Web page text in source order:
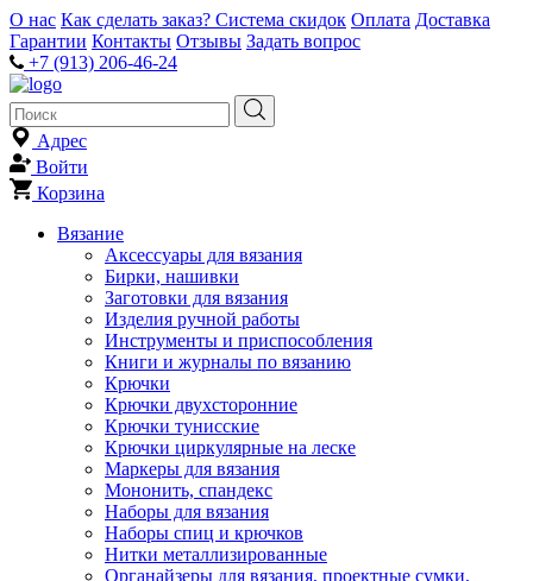
О нас Как сделать заказ? Система скидок Оплата Доставка
Гарантии Контакты Отзывы Задать вопрос
+7 (913) 206-46-24
Адрес
Войти
Корзина
Вязание
Аксессуары для вязания
Бирки, нашивки
Заготовки для вязания
Изделия ручной работы
Инструменты и приспособления
Книги и журналы по вязанию
Крючки
Крючки двухсторонние
Крючки тунисские
Крючки циркулярные на леске
Маркеры для вязания
Мононить, спандекс
Наборы для вязания
Наборы спиц и крючков
Нитки металлизированные
Органайзеры для вязания, проектные сумки,